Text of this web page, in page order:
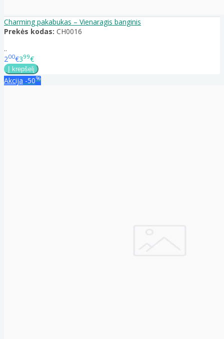
Charming pakabukas – Vienaragis banginis
Prekės kodas: CH0016
..
200€399€
Akcija -50%